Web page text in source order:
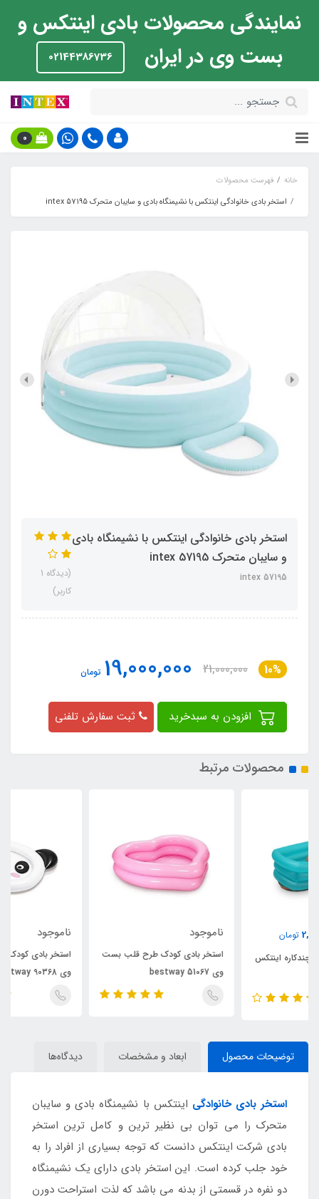
نمایندگی محصولات بادی اینتکس و
بست وی در ایران
02144386736
0
خانه
فهرست محصولات
استخر بادی خانوادگی اینتکس با نشیمنگاه بادی و سایبان متحرک 57195 intex
استخر بادی خانوادگی اینتکس با نشیمنگاه بادی
و سایبان متحرک 57195 intex
intex 57195
(دیدگاه 1
کاربر)
10%
21,000,000
19,000,000 تومان
ثبت سفارش تلفنی
محصولات مرتبط
ناموجود
استخر بادی کودک طرح قلب بست
استخر بادی کودک طرح پاندا بست
توضیحات محصول ابعاد و مشخصات دیدگاه‌ها
استخر بادی خانوادگی اینتکس با نشیمنگاه بادی و سایبان
متحرک را می توان بی نظیر ترین و کامل ترین استخر
بادی شرکت اینتکس دانست که توجه بسیاری از افراد را به
خود جلب کرده است. این استخر بادی دارای یک نشیمنگاه
دو نفره در قسمتی از بدنه می باشد که لذت استراحت دورن